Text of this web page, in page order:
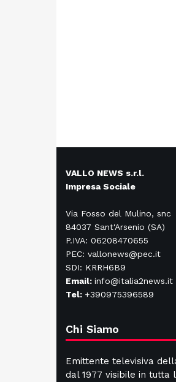
VALLO NEWS s.r.l.
Impresa Sociale
Via Fosso del Mulino, snc
84037 Sant'Arsenio (SA)
P.IVA: 06208470655
PEC: vallonews@pec.it
SDI: KRRH6B9
Email: info@italia2news.it
Tel: +390975396589
Chi Siamo
Emittente televisiva
dal 1977 visibile in tutta